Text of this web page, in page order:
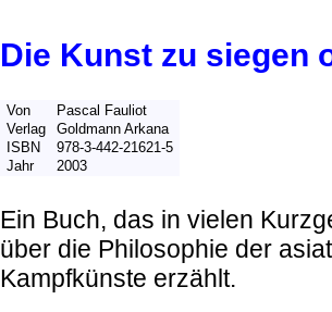
Die Kunst zu siegen
Von
Pascal Fauliot
Verlag
Goldmann Arkana
ISBN
978-3-442-21621-5
Jahr
2003
Ein Buch, das in vielen
über die Philosophie der
Kampfkünste erzählt.